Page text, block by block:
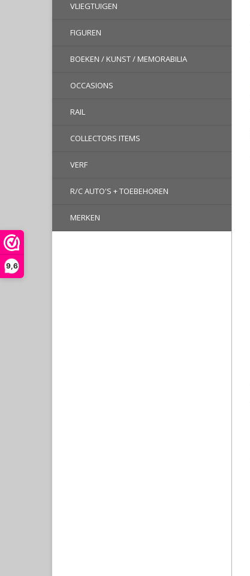
9,6
VLIEGTUIGEN
FIGUREN
BOEKEN / KUNST / MEMORABILIA
OCCASIONS
RAIL
COLLECTORS ITEMS
VERF
R/C AUTO'S + TOEBEHOREN
MERKEN